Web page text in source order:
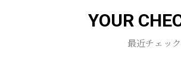
YOUR
最近チェッ